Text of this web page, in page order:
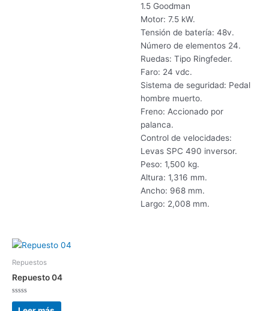
1.5 Goodman
Motor: 7.5 kW.
Tensión de batería: 48v.
Número de elementos 24.
Ruedas: Tipo Ringfeder.
Faro: 24 vdc.
Sistema de seguridad: Pedal
hombre muerto.
Freno: Accionado por
palanca.
Control de velocidades:
Levas SPC 490 inversor.
Peso: 1,500 kg.
Altura: 1,316 mm.
Ancho: 968 mm.
Largo: 2,008 mm.
Repuestos
Repuesto 04
Valorado
con